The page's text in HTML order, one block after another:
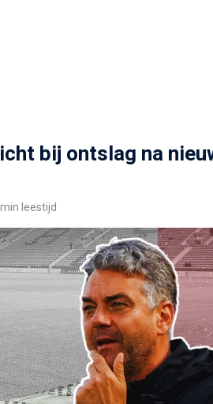
bij ontslag na
leestijd